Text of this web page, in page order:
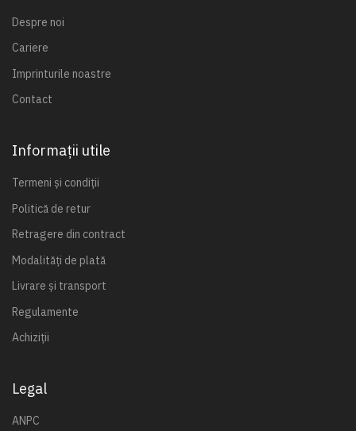
Despre noi
Cariere
Imprinturile noastre
Contact
Informații utile
Termeni și condiții
Politică de retur
Retragere din contract
Modalități de plată
Livrare și transport
Regulamente
Achiziții
Legal
ANPC